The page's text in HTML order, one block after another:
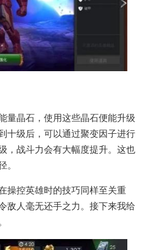
量晶石，使用这些晶石便能升级
十级后，可以通过聚变因子进行
，战斗力会有大幅度提升。这也
。
操控英雄时的技巧同样至关重
敌人毫无还手之力。接下来我给